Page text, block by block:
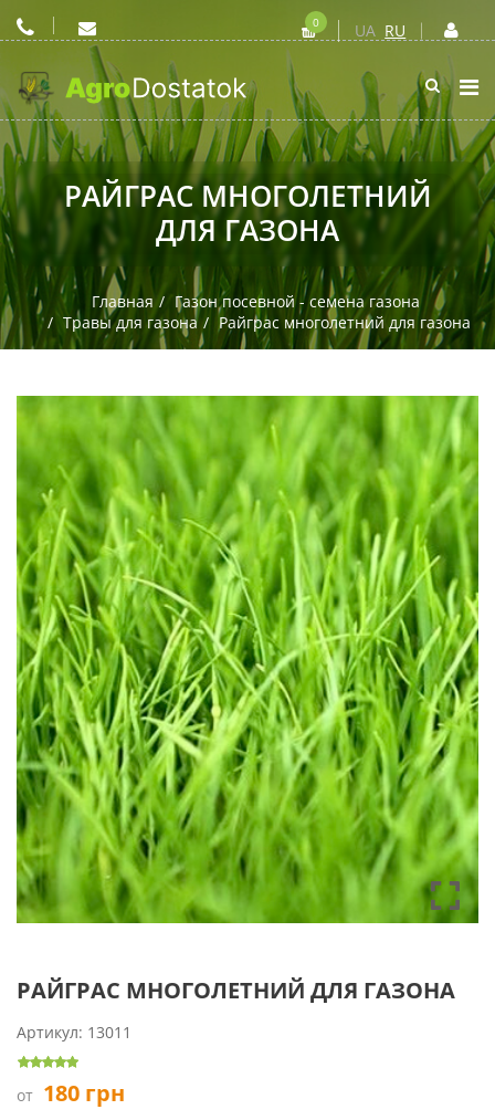
UA RU
0
РАЙГРАС МНОГОЛЕТНИЙ
ДЛЯ ГАЗОНА
Главная
Газон посевной - семена газона
Травы для газона
Райграс многолетний для газона
РАЙГРАС МНОГОЛЕТНИЙ ДЛЯ ГАЗОНА
Артикул: 13011
от 180 грн